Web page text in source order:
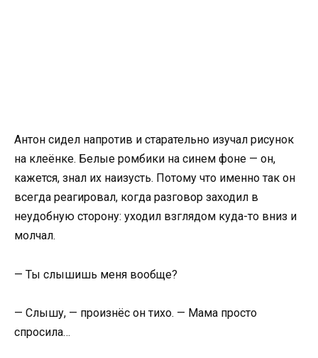
Антон сидел напротив и старательно изучал рисунок
на клеёнке. Белые ромбики на синем фоне — он,
кажется, знал их наизусть. Потому что именно так он
всегда реагировал, когда разговор заходил в
неудобную сторону: уходил взглядом куда-то вниз и
молчал.
— Ты слышишь меня вообще?
— Слышу, — произнёс он тихо. — Мама просто
спросила…